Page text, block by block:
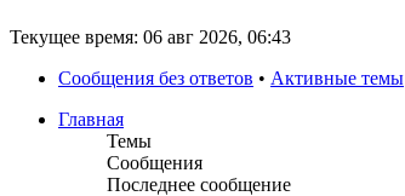
Текущее время: 06 авг 2026, 06:43
Сообщения без ответов • Активные темы
Главная
Темы
Сообщения
Последнее сообщение